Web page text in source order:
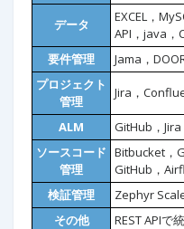
データ
EXCEL，
API，java，
要件管理
Jama，
プロジェクト
管理
Jira，
ALM
GitHub，
ソースコード
管理
Bitbucket，
GitHub，
検証管理
Zephyr
その他
REST APIで